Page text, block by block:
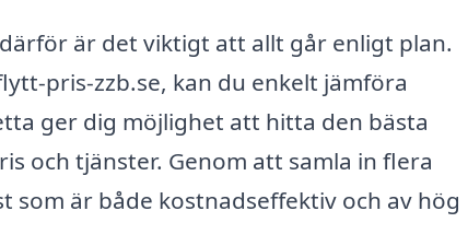
är det viktigt att allt går enligt plan.
pris-zzb.se, kan du enkelt jämföra
ger dig möjlighet att hitta den bästa
och tjänster. Genom att samla in flera
är både kostnadseffektiv och av hög